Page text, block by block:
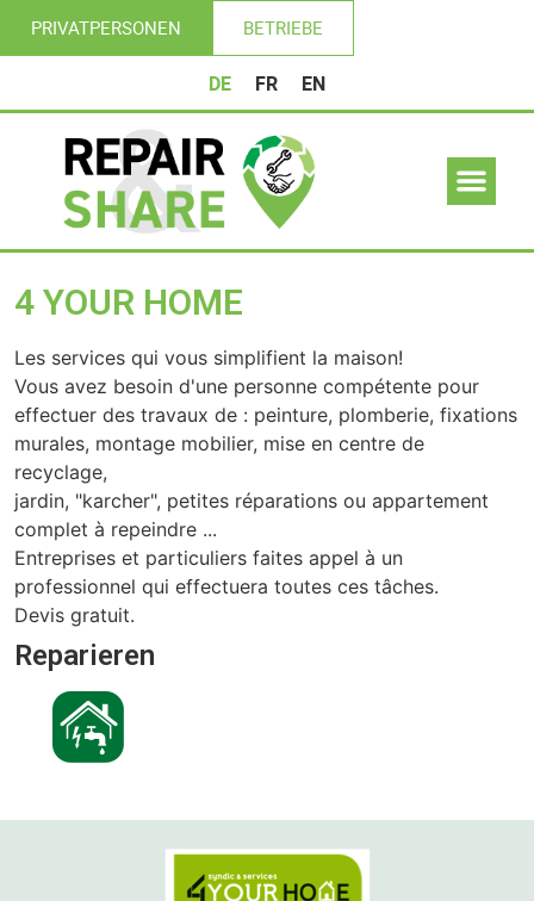
PRIVATPERSONEN BETRIEBE
DE FR EN
4 YOUR HOME
Les services qui vous simplifient la maison!
Vous avez besoin d'une personne compétente pour
effectuer des travaux de : peinture, plomberie, fixations
murales, montage mobilier, mise en centre de
recyclage,
jardin, "karcher", petites réparations ou appartement
complet à repeindre ...
Entreprises et particuliers faites appel à un
professionnel qui effectuera toutes ces tâches.
Devis gratuit.
Reparieren